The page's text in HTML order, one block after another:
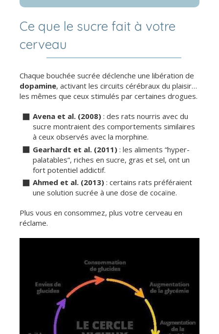
Ce que le sucre fait à votre
cerveau
Chaque bouchée sucrée déclenche une libération de
dopamine, activant les circuits cérébraux du plaisir…
les mêmes que ceux stimulés par certaines drogues.
Avena et al. (2008) : des rats nourris avec du
sucre montraient des comportements similaires
à ceux observés avec la morphine.
Gearhardt et al. (2011) : les aliments “hyper-
palatables”, riches en sucre, gras et sel, ont un
fort potentiel addictif.
Ahmed et al. (2013) : certains rats préféraient
une solution sucrée à une dose de cocaïne.
Plus vous en consommez, plus votre cerveau en
réclame.